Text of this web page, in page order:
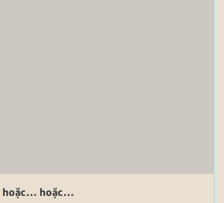
hoặc… hoặc…